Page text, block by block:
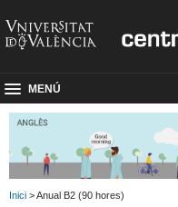
MENÚ
Inici > Anual B2 (90 hores)